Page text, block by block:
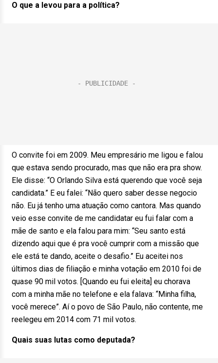
O que a levou para a política?
O convite foi em 2009. Meu empresário me ligou e falou
que estava sendo procurado, mas que não era pra show.
Ele disse: “O Orlando Silva está querendo que você seja
candidata.” E eu falei: “Não quero saber desse negocio
não. Eu já tenho uma atuação como cantora. Mas quando
veio esse convite de me candidatar eu fui falar com a
mãe de santo e ela falou para mim: “Seu santo está
dizendo aqui que é pra você cumprir com a missão que
ele está te dando, aceite o desafio.” Eu aceitei nos
últimos dias de filiação e minha votação em 2010 foi de
quase 90 mil votos. [Quando eu fui eleita] eu chorava
com a minha mãe no telefone e ela falava: “Minha filha,
você merece”. Aí o povo de São Paulo, não contente, me
reelegeu em 2014 com 71 mil votos.
Quais suas lutas como deputada?